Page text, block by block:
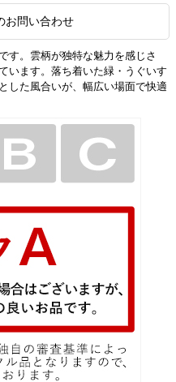
お問い合わせ
す。雲柄が独特な魅力を感じさ
います。落ち着いた緑・うぐいす
した風合いが、幅広い場面で快適